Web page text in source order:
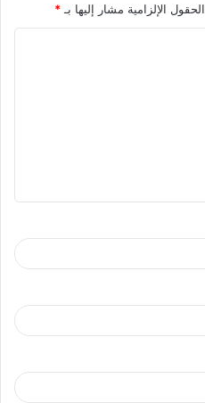
الحقول الإلزامية مشار إليها بـ *